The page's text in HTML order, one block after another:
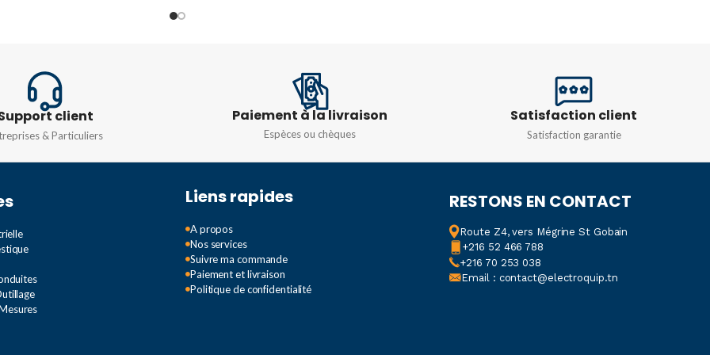
(EN
PUISSANCE
20W,30W,6w,
TENSION 220 V
DIMENSIONS
300x90x300 MM
POIDS 1kg
Blanc
client
& Particuliers
Paiement à la livraison
Espèces ou chèques
Satisfaction client
Satisfaction garantie
Liens rapides
A propos
Nos services
Suivre ma commande
Paiement et livraison
Politique de confidentialité
RESTONS EN CONTACT
Route Z4, vers Mégrine St Gobain
+216 52 466 788
+216 70 253 038
Email : contact@electroquip.tn